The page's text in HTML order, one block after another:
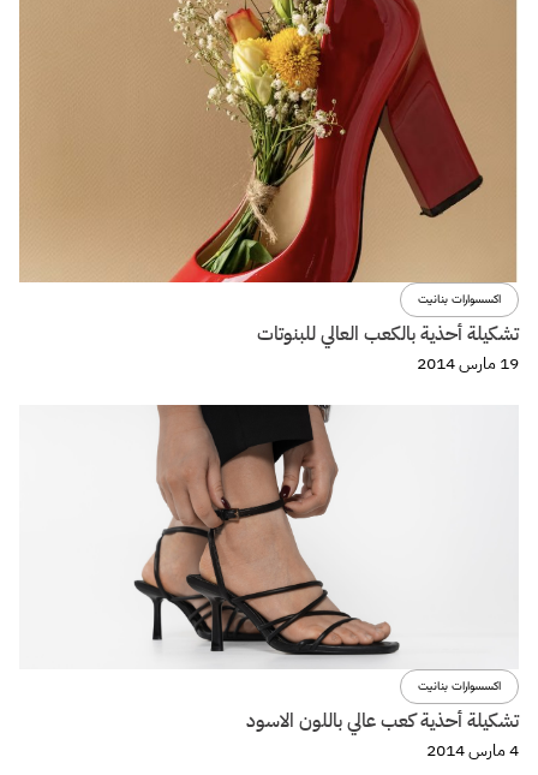
اكسسوارات بنانيت
تشكيلة أحذية بالكعب العالي للبنوتات
19 مارس 2014
اكسسوارات بنانيت
تشكيلة أحذية كعب عالي باللون الاسود
4 مارس 2014